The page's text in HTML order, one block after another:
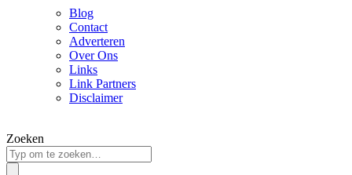
Blog
Contact
Adverteren
Over Ons
Links
Link Partners
Disclaimer
Zoeken